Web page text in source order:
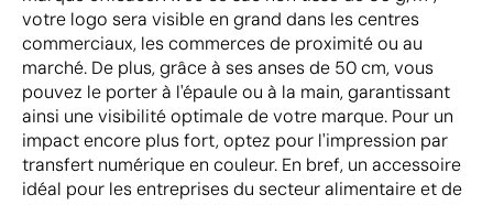
votre logo sera visible en grand dans les centres
commerciaux, les commerces de proximité ou au
marché. De plus, grâce à ses anses de 50 cm, vous
pouvez le porter à l'épaule ou à la main, garantissant
ainsi une visibilité optimale de votre marque. Pour un
impact encore plus fort, optez pour l'impression par
transfert numérique en couleur. En bref, un accessoire
idéal pour les entreprises du secteur alimentaire et de